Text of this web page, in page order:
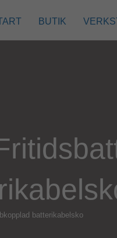
BUTIK
batterikabelsko